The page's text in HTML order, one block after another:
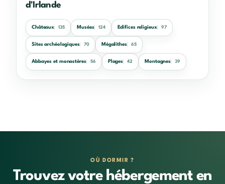
d'Irlande
Châteaux 135 Musées 124 Edifices religieux 97
Sites archéologiques 70 Mégalithes 65
Abbayes et monastères 56 Plages 42 Montagnes 39
OÙ DORMIR ?
Trouvez votre hébergement en